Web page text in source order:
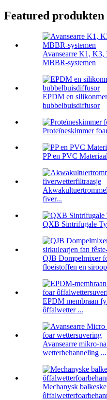
Featured produkten
Avansearre K1,
MBBR-systemen
EPDM en
bubbelbuisdiffusor
Proteïneskimmer
PP en PVC
fiver...
QXB Sintrifugale
QJB Dompelmixer
floeistoffen en
EPDM membraan
ôffalwetter ...
Avansearre mikro-
wetterbehanneling ...
Mechanysk